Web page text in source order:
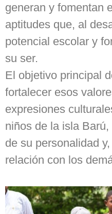
generan y fomentan
aptitudes que, al
potencial escolar y
su ser.
El objetivo principal
fortalecer esos
expresiones
niños de la isla
de su personalidad
relación con los